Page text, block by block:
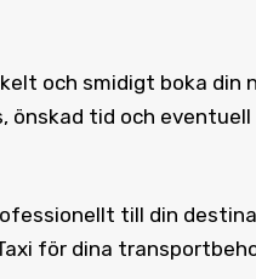
och smidigt boka din
önskad tid och
till din
för dina